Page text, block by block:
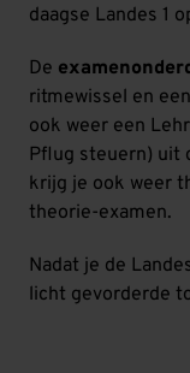
daagse Landes 1
De
ritmewissel en
ook weer een
Pflug steuern) uit
krijg je ook weer
theorie-examen.
Nadat je de
licht gevorderde